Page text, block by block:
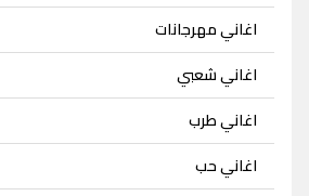
اغاني مهرجانات
اغاني شعبي
اغاني طرب
اغاني حب